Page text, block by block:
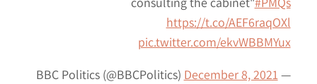
https://t.co/AEF6raqOXl
pic.twitter.com/ekvWBBMYux
— BBC Politics (@BBCPolitics)
December 8, 2021